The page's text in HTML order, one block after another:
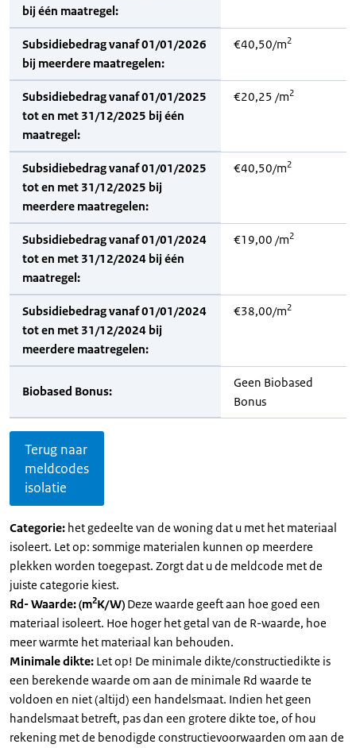
bij één maatregel:
Subsidiebedrag vanaf 01/01/2026
bij meerdere maatregelen:
€40,50/m2
Subsidiebedrag vanaf 01/01/2025
tot en met 31/12/2025 bij één
maatregel:
€20,25 /m2
Subsidiebedrag vanaf 01/01/2025
tot en met 31/12/2025 bij
meerdere maatregelen:
€40,50/m2
Subsidiebedrag vanaf 01/01/2024
tot en met 31/12/2024 bij één
maatregel:
€19,00 /m2
Subsidiebedrag vanaf 01/01/2024
tot en met 31/12/2024 bij
meerdere maatregelen:
€38,00/m2
Biobased Bonus:
Geen Biobased
Bonus
Terug naar
meldcodes
isolatie
Categorie: het gedeelte van de woning dat u met het materiaal
isoleert. Let op: sommige materialen kunnen op meerdere
plekken worden toegepast. Zorgt dat u de meldcode met de
juiste categorie kiest.
Rd- Waarde: (m2K/W) Deze waarde geeft aan hoe goed een
materiaal isoleert. Hoe hoger het getal van de R-waarde, hoe
meer warmte het materiaal kan behouden.
Minimale dikte: Let op! De minimale dikte/constructiedikte is
een berekende waarde om aan de minimale Rd waarde te
voldoen en niet (altijd) een handelsmaat. Indien het geen
handelsmaat betreft, pas dan een grotere dikte toe, of hou
rekening met de benodigde constructievoorwaarden om aan de